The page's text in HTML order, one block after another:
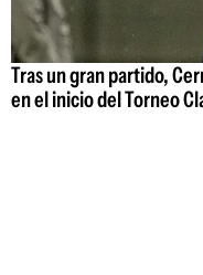
Tras un gran partido,
en el inicio del Torneo